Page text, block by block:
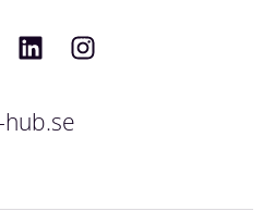
hub.se